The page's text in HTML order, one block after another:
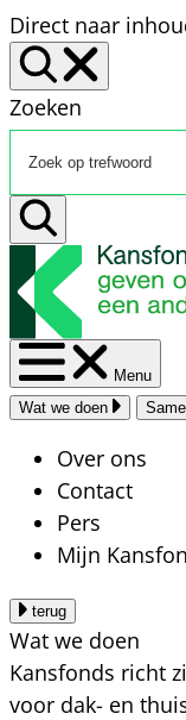
Direct naar
Zoeken
Menu
Wat we doen
Over ons
Contact
Pers
Mijn
terug
Wat we doen
Kansfonds richt
voor dak- en